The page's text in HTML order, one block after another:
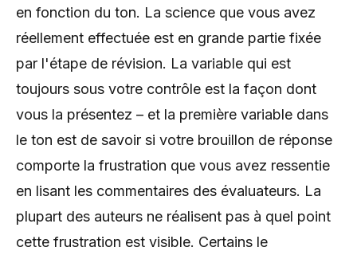
en fonction du ton. La science que vous avez
réellement effectuée est en grande partie fixée
par l'étape de révision. La variable qui est
toujours sous votre contrôle est la façon dont
vous la présentez – et la première variable dans
le ton est de savoir si votre brouillon de réponse
comporte la frustration que vous avez ressentie
en lisant les commentaires des évaluateurs. La
plupart des auteurs ne réalisent pas à quel point
cette frustration est visible. Certains le